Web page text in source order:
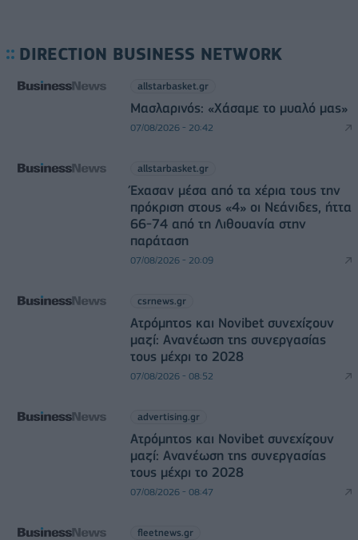
DIRECTION BUSINESS NETWORK
allstarbasket.gr
Μασλαρινός: «Χάσαμε το μυαλό μας»
07/08/2026 - 20:42
allstarbasket.gr
Έχασαν μέσα από τα χέρια τους την
πρόκριση στους «4» οι Νεάνιδες, ήττα
66-74 από τη Λιθουανία στην
παράταση
07/08/2026 - 20:09
csrnews.gr
Ατρόμητος και Novibet συνεχίζουν
μαζί: Ανανέωση της συνεργασίας
τους μέχρι το 2028
07/08/2026 - 08:52
advertising.gr
Ατρόμητος και Novibet συνεχίζουν
μαζί: Ανανέωση της συνεργασίας
τους μέχρι το 2028
07/08/2026 - 08:47
fleetnews.gr